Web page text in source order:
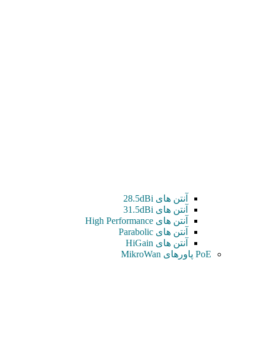
آنتن های 28.5dBi
آنتن های 31.5dBi
آنتن های High Performance
آنتن های Parabolic
آنتن های HiGain
PoE پاورهای MikroWan